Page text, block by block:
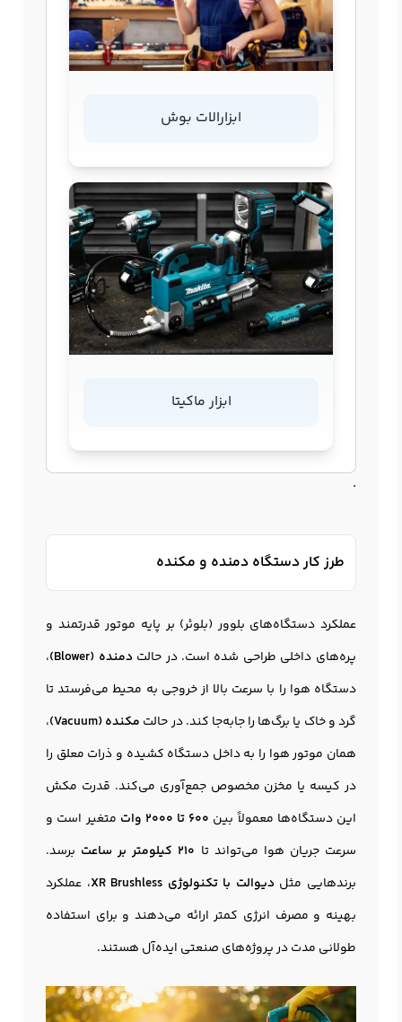
ابزارالات بوش
ابزار ماکیتا
.
طرز کار دستگاه دمنده و مکنده
عملکرد دستگاه‌های بلوور (بلوئر) بر پایه موتور قدرتمند و
پره‌های داخلی طراحی شده است. در حالتدمنده (Blower)
،
دستگاه هوا را با سرعت بالا از خروجی به محیط می‌فرستد تا
گرد و خاک یا برگ‌ها را جابه‌جا کند. در حالت مکنده (Vacuum)
،
همان موتور هوا را به داخل دستگاه کشیده و ذرات معلق را
در کیسه یا مخزن مخصوص جمع‌آوری می‌کند. قدرت مکش
این دستگاه‌ها معمولاً بین 600 تا 2000 وات
متغیر است و
سرعت جریان هوا می‌تواند تا 210 کیلومتر بر ساعت
برسد.
برندهایی مثلدیوالت با تکنولوژی XR Brushless
، عملکرد
بهینه و مصرف انرژی کمتر ارائه می‌دهند و برای استفاده
طولانی مدت در پروژه‌های صنعتی ایده‌آل هستند.